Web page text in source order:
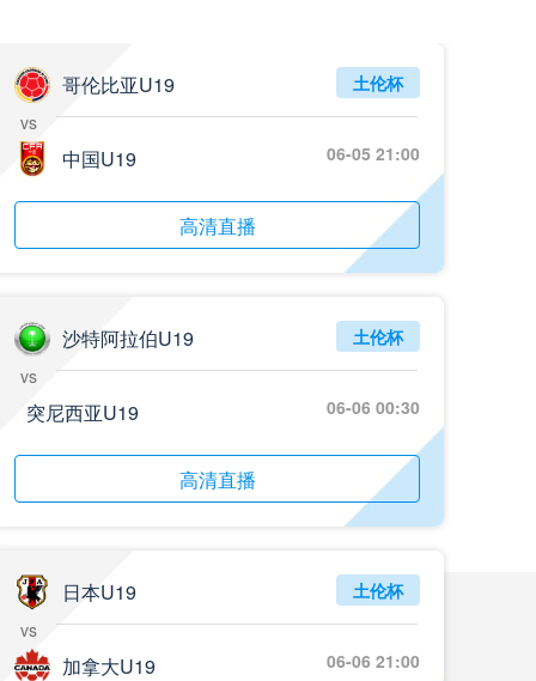
哥伦比亚U19
vs
中国U19
土伦杯
06-05 21:00
高清直播
沙特阿拉伯U19
vs
突尼西亚U19
土伦杯
06-06 00:30
高清直播
日本U19
vs
加拿大U19
土伦杯
06-06 21:00